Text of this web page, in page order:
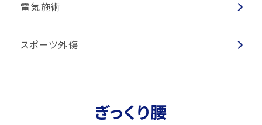
電気施術
スポーツ外傷
ぎっくり腰